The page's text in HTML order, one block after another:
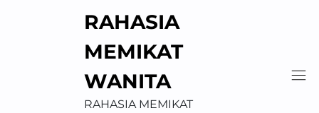
RAHASIA
MEMIKAT
WANITA
RAHASIA MEMIKAT